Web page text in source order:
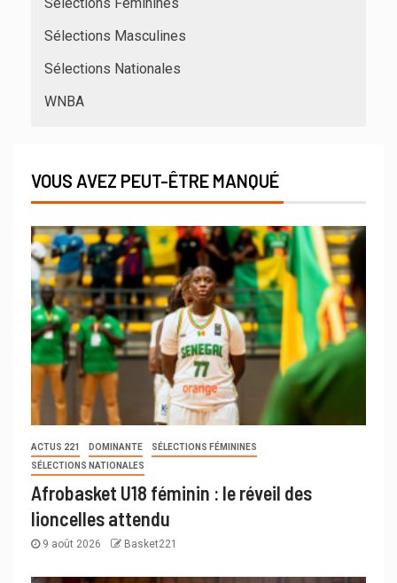
Sélections Masculines
Sélections Nationales
WNBA
VOUS AVEZ PEUT-ÊTRE MANQUÉ
ACTUS 221 DOMINANTE
SÉLECTIONS FÉMININES
SÉLECTIONS NATIONALES
Afrobasket U18 féminin : le réveil des
lioncelles attendu
9 août 2026 Basket221